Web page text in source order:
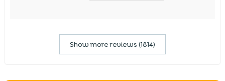
Show more reviews (1814)